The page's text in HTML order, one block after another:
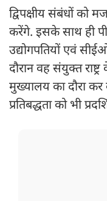
द्विपक्षीय संबंधों को
करेंगे. इसके साथ ही
उद्योगपतियों एवं
दौरान वह संयुक्त
मुख्यालय का दौरा कर
प्रतिबद्धता को भी